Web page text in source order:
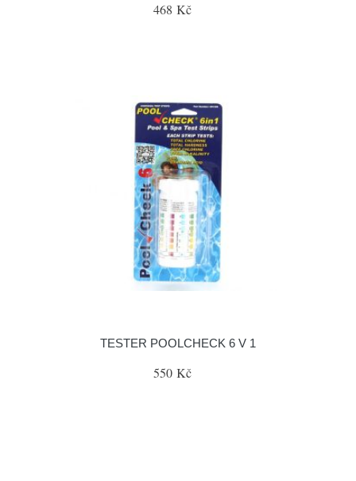
468 Kč
TESTER POOLCHECK 6 V 1
550 Kč